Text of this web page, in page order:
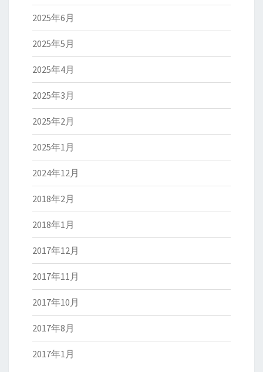
2025年6月
2025年5月
2025年4月
2025年3月
2025年2月
2025年1月
2024年12月
2018年2月
2018年1月
2017年12月
2017年11月
2017年10月
2017年8月
2017年1月